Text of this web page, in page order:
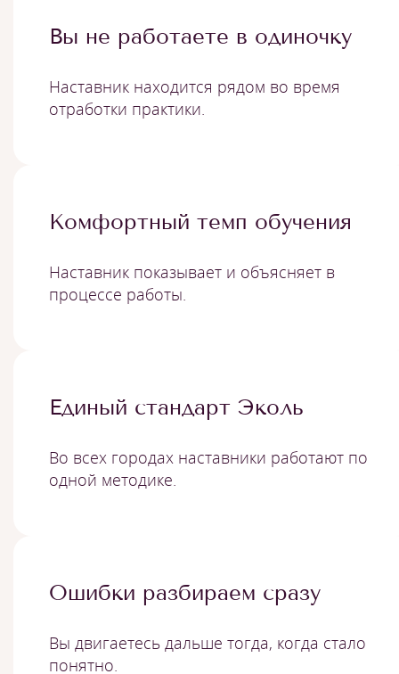
Вы не работаете в одиночку
Наставник находится рядом во время
отработки практики.
Комфортный темп обучения
Наставник показывает и объясняет в
процессе работы.
Единый стандарт Эколь
Во всех городах наставники работают по
одной методике.
Ошибки разбираем сразу
Вы двигаетесь дальше тогда, когда стало
понятно.